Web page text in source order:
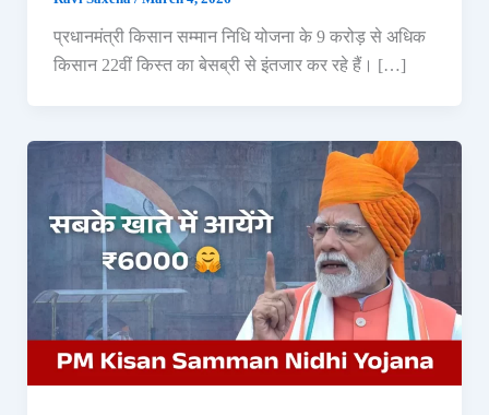
प्रधानमंत्री किसान सम्मान निधि योजना के 9 करोड़ से अधिक
किसान 22वीं किस्त का बेसब्री से इंतजार कर रहे हैं। […]